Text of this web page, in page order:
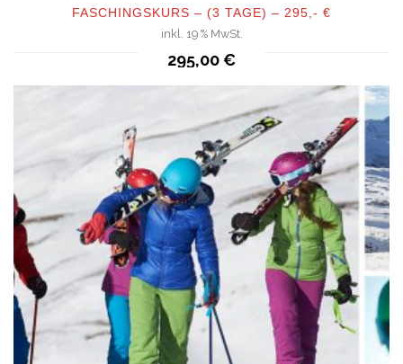
QUICKVIEW
FASCHINGSKURS – (3 TAGE) – 295,- €
inkl. 19 % MwSt.
295,00€